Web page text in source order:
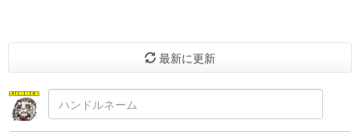
最新に更新